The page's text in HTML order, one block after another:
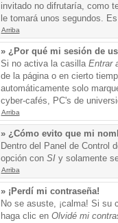
invitado no difrutaría, como
le tomará unos segundos.
Arriba
» ¿Por qué mi sesión de
Si no activa la casilla Entrar
de la página o en cierto
automáticamente solo
cyber-cafés, PC's de
Arriba
» ¿Cómo evito que mi
Dentro del Panel de Control
opción con SIy solamente
Arriba
» ¡Perdí mi contraseña!
No se asuste, ¡calma! Si su
haga clic en Olvidé mi